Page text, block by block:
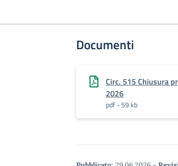
Documenti
Circ. 515 Chiusura
2026
pdf - 59 kb